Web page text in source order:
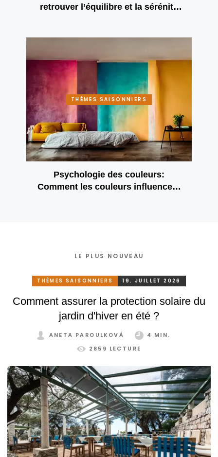
retrouver l’équilibre et la sérénité
THÈMES SAISONNIERS
Psychologie des couleurs:
Comment les couleurs influencent
LE PLUS NOUVEAU
THÈMES SAISONNIERS 19. JUILLET 2026
Comment assurer la protection solaire du
jardin d'hiver en été ?
ANETA PAROULKOVÁ
4 MIN.
2859 LECTURE